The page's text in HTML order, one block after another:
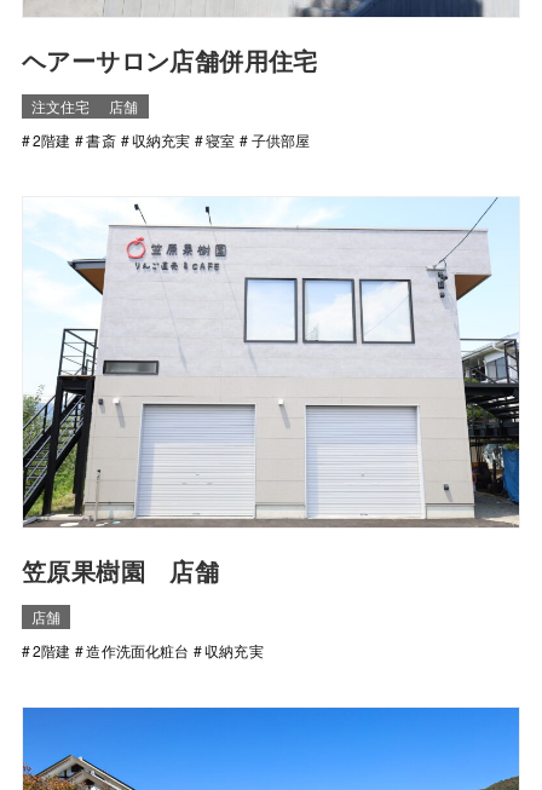
ヘアーサロン店舗併用住宅
注文住宅
店舗
2階建
書斎 収納充実 寝室 子供部屋
笠原果樹園 店舗
店舗
2階建
造作洗面化粧台 収納充実